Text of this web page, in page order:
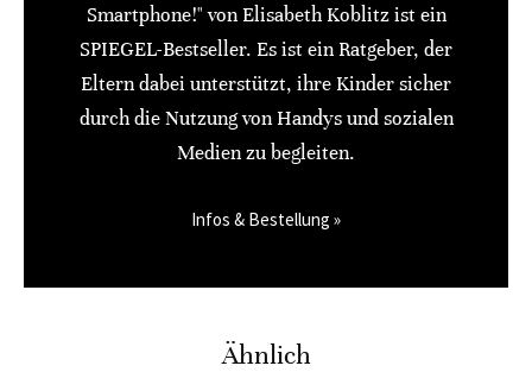
Smartphone!" von Elisabeth Koblitz ist ein
SPIEGEL-Bestseller. Es ist ein Ratgeber, der
Eltern dabei unterstützt, ihre Kinder sicher
durch die Nutzung von Handys und sozialen
Medien zu begleiten.
Infos & Bestellung »
Ähnlich